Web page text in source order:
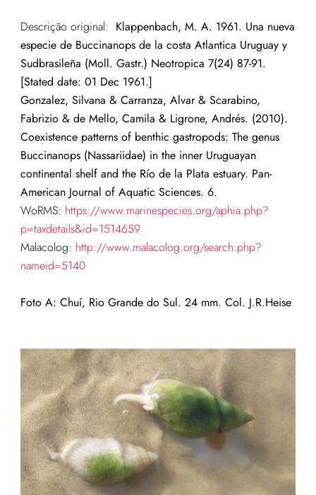
Descrição original: Klappenbach, M. A. 1961. Una nueva
especie de Buccinanops de la costa Atlantica Uruguay y
Sudbrasileña (Moll. Gastr.) Neotropica 7(24) 87-91.
[Stated date: 01 Dec 1961.]
Gonzalez, Silvana & Carranza, Alvar & Scarabino,
Fabrizio & de Mello, Camila & Ligrone, Andrés. (2010).
Coexistence patterns of benthic gastropods: The genus
Buccinanops (Nassariidae) in the inner Uruguayan
continental shelf and the Río de la Plata estuary. Pan-
American Journal of Aquatic Sciences. 6.
WoRMS: https://www.marinespecies.org/aphia.php?
p=taxdetails&id=1514659
Malacolog: http://www.malacolog.org/search.php?
nameid=5140
Foto A: Chuí, Rio Grande do Sul. 24 mm. Col. J.R.Heise